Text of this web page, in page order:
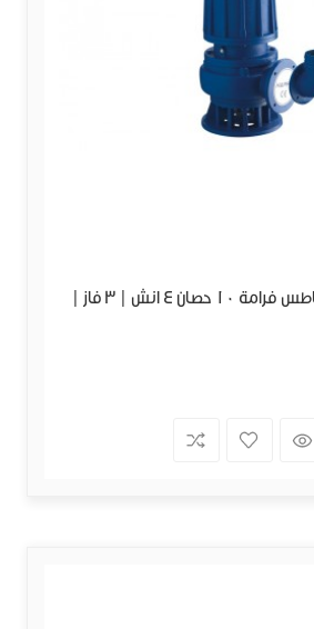
مضخة ماء هابي غاطس فرامة 10 حصان 4 انش | 3 فاز |